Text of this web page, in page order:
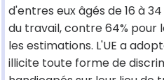
d'entres eux âgés de 16 à
du travail, contre 64% pour
les estimations. L'UE a
illicite toute forme de